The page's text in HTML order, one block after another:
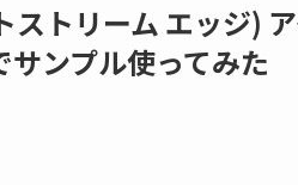
ストリーム エッジ)
ンプル使ってみた